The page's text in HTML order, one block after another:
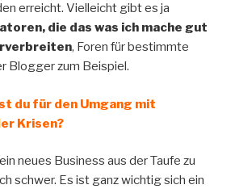
erreicht. Vielleicht gibt es ja
die das was ich mache gut
, Foren für bestimmte
Blogger zum Beispiel.
du für den Umgang mit
Krisen?
neues Business aus der Taufe zu
schwer. Es ist ganz wichtig sich ein